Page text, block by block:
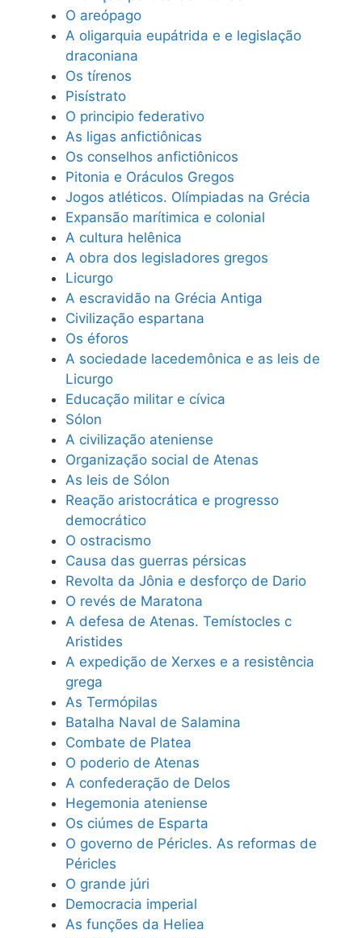
O areópago
A oligarquia eupátrida e e legislação
draconiana
Os tírenos
Pisístrato
O principio federativo
As ligas anfictiônicas
Os conselhos anfictiônicos
Pitonia e Oráculos Gregos
Jogos atléticos. Olímpiadas na Grécia
Expansão marítimica e colonial
A cultura helênica
A obra dos legisladores gregos
Licurgo
A escravidão na Grécia Antiga
Civilização espartana
Os éforos
A sociedade lacedemônica e as leis de
Licurgo
Educação militar e cívica
Sólon
A civilização ateniense
Organização social de Atenas
As leis de Sólon
Reação aristocrática e progresso
democrático
O ostracismo
Causa das guerras pérsicas
Revolta da Jônia e desforço de Dario
O revés de Maratona
A defesa de Atenas. Temístocles c
Aristides
A expedição de Xerxes e a resistência
grega
As Termópilas
Batalha Naval de Salamina
Combate de Platea
O poderio de Atenas
A confederação de Delos
Hegemonia ateniense
Os ciúmes de Esparta
O governo de Péricles. As reformas de
Péricles
O grande júri
Democracia imperial
As funções da Heliea